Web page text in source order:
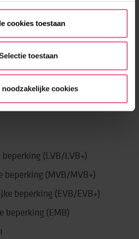
cookies toestaan
toestaan
noodzakelijke cookies
(LVB/LVB+)
(MVB/MVB+)
beperking (EVB/EVB+)
beperking (EMB)